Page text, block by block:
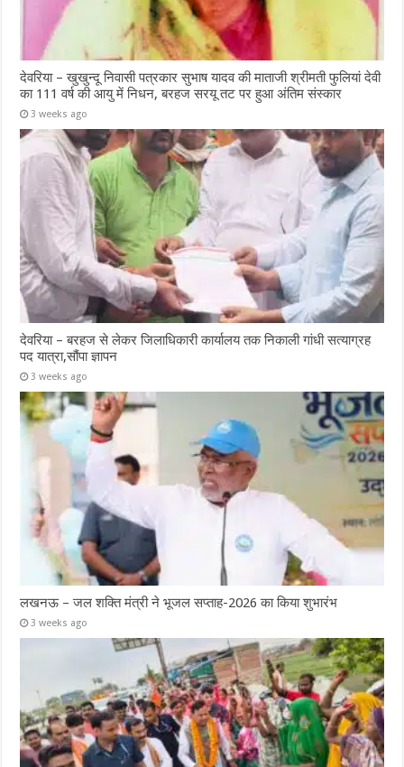
देवरिया – खुखुन्दू निवासी पत्रकार सुभाष यादव की माताजी श्रीमती फुलियां देवी
का 111 वर्ष की आयु में निधन, बरहज सरयू तट पर हुआ अंतिम संस्कार
3 weeks ago
देवरिया – बरहज से लेकर जिलाधिकारी कार्यालय तक निकाली गांधी सत्याग्रह
पद यात्रा,सौंपा ज्ञापन
3 weeks ago
लखनऊ – जल शक्ति मंत्री ने भूजल सप्ताह-2026 का किया शुभारंभ
3 weeks ago